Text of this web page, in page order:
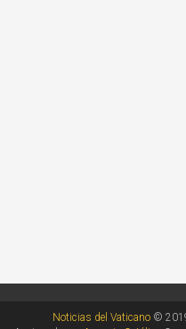
Noticias del Vaticano ©